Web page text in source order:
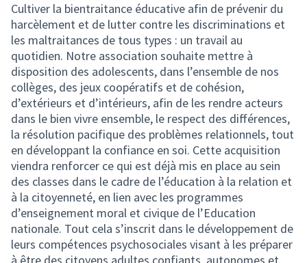
Cultiver la bientraitance éducative afin de prévenir du
harcèlement et de lutter contre les discriminations et
les maltraitances de tous types : un travail au
quotidien. Notre association souhaite mettre à
disposition des adolescents, dans l’ensemble de nos
collèges, des jeux coopératifs et de cohésion,
d’extérieurs et d’intérieurs, afin de les rendre acteurs
dans le bien vivre ensemble, le respect des différences,
la résolution pacifique des problèmes relationnels, tout
en développant la confiance en soi. Cette acquisition
viendra renforcer ce qui est déjà mis en place au sein
des classes dans le cadre de l’éducation à la relation et
à la citoyenneté, en lien avec les programmes
d’enseignement moral et civique de l’Education
nationale. Tout cela s’inscrit dans le développement de
leurs compétences psychosociales visant à les préparer